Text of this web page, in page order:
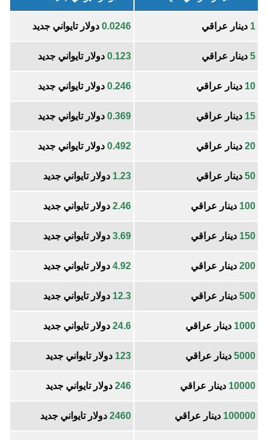
1 دينار عراقي 0.0246 دولار تايواني جديد
5 دينار عراقي 0.123 دولار تايواني جديد
10 دينار عراقي 0.246 دولار تايواني جديد
15 دينار عراقي 0.369 دولار تايواني جديد
20 دينار عراقي 0.492 دولار تايواني جديد
50 دينار عراقي 1.23 دولار تايواني جديد
100 دينار عراقي 2.46 دولار تايواني جديد
150 دينار عراقي 3.69 دولار تايواني جديد
200 دينار عراقي 4.92 دولار تايواني جديد
500 دينار عراقي 12.3 دولار تايواني جديد
1000 دينار عراقي 24.6 دولار تايواني جديد
5000 دينار عراقي 123 دولار تايواني جديد
10000 دينار عراقي 246 دولار تايواني جديد
100000 دينار عراقي 2460 دولار تايواني جديد